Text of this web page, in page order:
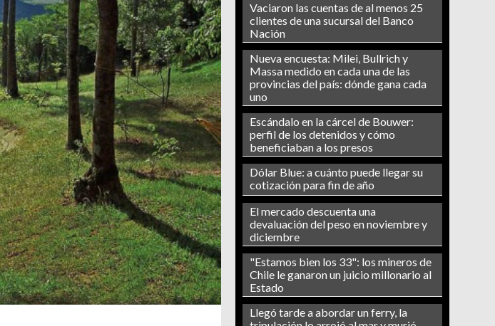
Vaciaron las cuentas de al menos 25
clientes de una sucursal del Banco
Nación
Nueva encuesta: Milei, Bullrich y
Massa medido en cada una de las
provincias del país: dónde gana cada
uno
Escándalo en la cárcel de Bouwer:
perfil de los detenidos y cómo
beneficiaban a los presos
Dólar Blue: a cuánto puede llegar su
cotización para fin de año
El mercado descuenta una
devaluación del peso en noviembre y
diciembre
"Estamos bien los 33": los mineros de
Chile le ganaron un juicio millonario al
Estado
Llegó tarde a abordar un ferry, la